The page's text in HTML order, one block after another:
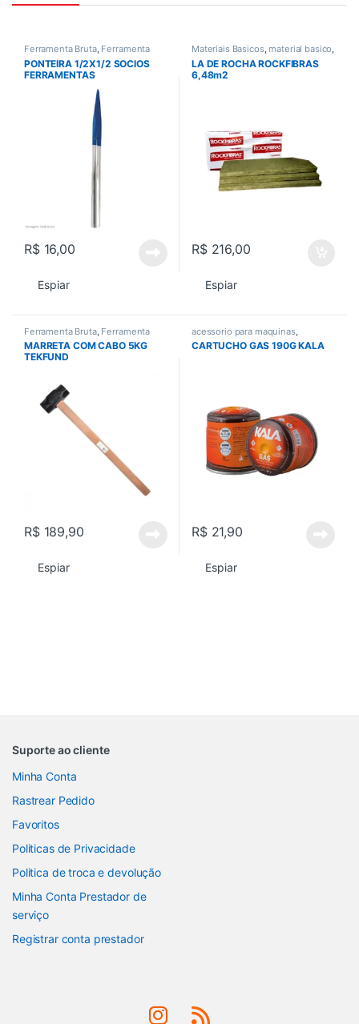
Ferramenta Bruta, Ferramenta
manual,Ferramentas
Ferramentas em Geral,Todos
PONTEIRA 1/2X1/2 SOCIOS
FERRAMENTAS
R$16,00
Espiar
Materiais Basicos, material basico,
Todos,Vedacao
LA DE ROCHA ROCKFIBRAS
6,48m2
R$216,00
Espiar
Ferramenta Bruta, Ferramenta
manual,Ferramentas,
Ferramentas em Geral,Todos
MARRETA COM CABO 5KG
TEKFUND
R$189,90
Espiar
acessorio para maquinas,
Acessorios gerais, Todos
CARTUCHO GAS 190G KALA
R$21,90
Espiar
Suporte ao cliente
Minha Conta
Rastrear Pedido
Favoritos
Politicas de Privacidade
Politica de troca e devolução
Minha Conta Prestador de
serviço
Registrar conta prestador